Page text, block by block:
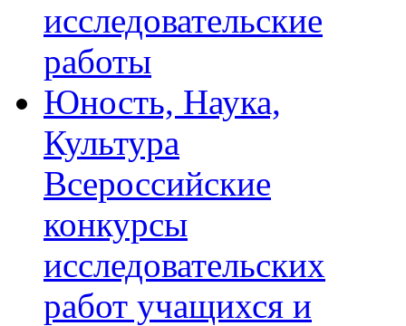
исследовательские
работы
Юность, Наука,
Культура
Всероссийские
конкурсы
исследовательских
работ учащихся и